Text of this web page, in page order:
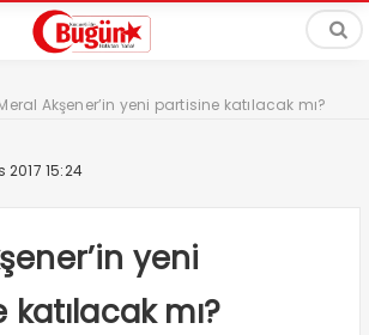
Akşener’in yeni partisine katılacak mı?
15:24
yeni
mı?